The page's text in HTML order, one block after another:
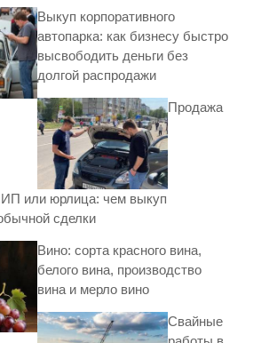
Выкуп корпоративного
автопарка: как бизнесу быстро
высвободить деньги без
долгой распродажи
Продажа
или юрлица: чем выкуп
сделки
Вино: сорта красного вина,
белого вина, производство
вина и мерло вино
Свайные